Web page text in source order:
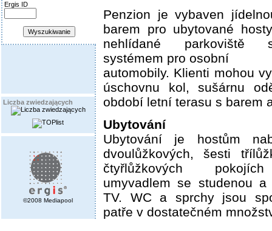
Ergis ID
Liczba zwiedzających
©2008 Mediapool
Penzion je vybaven
barem pro ubytované
nehlídané parkoviště
systémem pro osobní
automobily. Klienti mohou
úschovnu kol, sušárnu
období letní terasu s barem
Ubytování
Ubytování je hostům
dvoulůžkových, šesti
čtyřlůžkových
umyvadlem se studenou
TV. WC a sprchy jsou
patře v dostatečném